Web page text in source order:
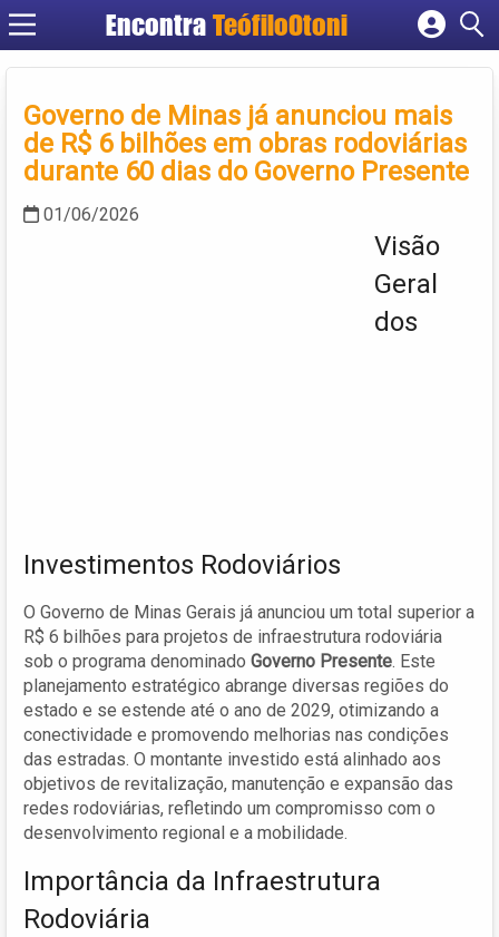
Encontra TeófiloOtoni
Cadastrar empresa
Criar conta
Governo de Minas já anunciou mais
de R$ 6 bilhões em obras rodoviárias
durante 60 dias do Governo Presente
01/06/2026
Visão
Geral
dos
Investimentos Rodoviários
O Governo de Minas Gerais já anunciou um total superior a
R$ 6 bilhões para projetos de infraestrutura rodoviária
sob o programa denominado Governo Presente. Este
planejamento estratégico abrange diversas regiões do
estado e se estende até o ano de 2029, otimizando a
conectividade e promovendo melhorias nas condições
das estradas. O montante investido está alinhado aos
objetivos de revitalização, manutenção e expansão das
redes rodoviárias, refletindo um compromisso com o
desenvolvimento regional e a mobilidade.
Importância da Infraestrutura
Rodoviária